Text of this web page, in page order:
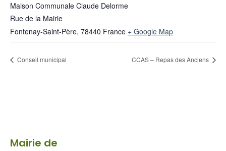
Maison Communale Claude Delorme
Rue de la Mairie
Fontenay-Saint-Père, 78440 France + Google Map
Conseil municipal CCAS – Repas des Anciens
Mairie de